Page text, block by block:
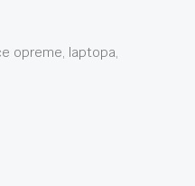
opreme, laptopa,